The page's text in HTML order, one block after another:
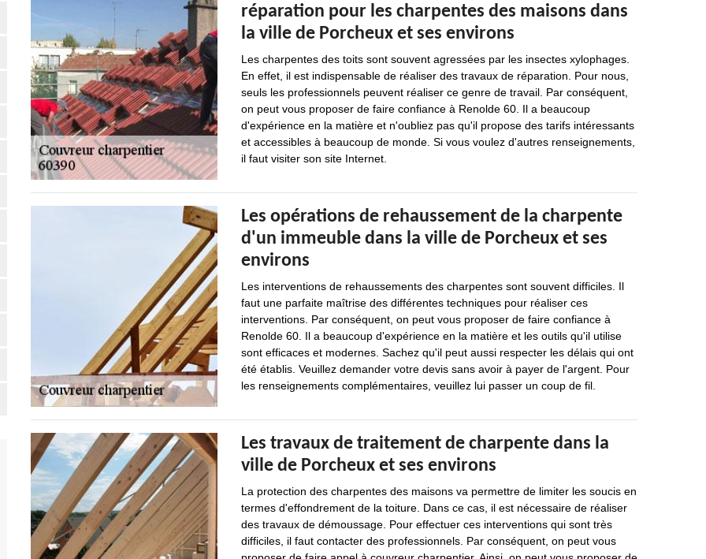
réparation pour les charpentes des maisons dans
la ville de Porcheux et ses environs
Les charpentes des toits sont souvent agressées par les insectes xylophages.
En effet, il est indispensable de réaliser des travaux de réparation. Pour nous,
seuls les professionnels peuvent réaliser ce genre de travail. Par conséquent,
on peut vous proposer de faire confiance à Renolde 60. Il a beaucoup
d'expérience en la matière et n'oubliez pas qu'il propose des tarifs intéressants
et accessibles à beaucoup de monde. Si vous voulez d'autres renseignements,
il faut visiter son site Internet.
Les opérations de rehaussement de la charpente
d'un immeuble dans la ville de Porcheux et ses
environs
Les interventions de rehaussements des charpentes sont souvent difficiles. Il
faut une parfaite maîtrise des différentes techniques pour réaliser ces
interventions. Par conséquent, on peut vous proposer de faire confiance à
Renolde 60. Il a beaucoup d'expérience en la matière et les outils qu'il utilise
sont efficaces et modernes. Sachez qu'il peut aussi respecter les délais qui ont
été établis. Veuillez demander votre devis sans avoir à payer de l'argent. Pour
les renseignements complémentaires, veuillez lui passer un coup de fil.
Les travaux de traitement de charpente dans la
ville de Porcheux et ses environs
La protection des charpentes des maisons va permettre de limiter les soucis en
termes d'effondrement de la toiture. Dans ce cas, il est nécessaire de réaliser
des travaux de démoussage. Pour effectuer ces interventions qui sont très
difficiles, il faut contacter des professionnels. Par conséquent, on peut vous